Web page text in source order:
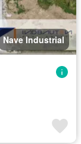
Nave Industrial